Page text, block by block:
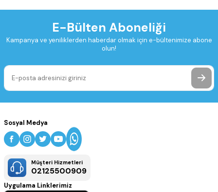
E-Bülten Aboneliği
Kampanya ve yeniliklerden haberdar olmak için e-bültenimize abone
olun!
Sosyal Medya
Müşteri Hizmetleri
02125500909
Uygulama Linklerimiz